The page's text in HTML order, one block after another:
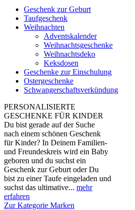
Geschenk zur Geburt
Taufgeschenk
Weihnachten
Adventskalender
Weihnachtsgeschenke
Weihnachtsdeko
Keksdosen
Geschenke zur Einschulung
Ostergeschenke
Schwangerschaftsverkündung
PERSONALISIERTE
GESCHENKE FÜR KINDER
Du bist gerade auf der Suche
nach einem schönen Geschenk
für Kinder? In Deinem Familien-
und Freundeskreis wird ein Baby
geboren und du suchst ein
Geschenk zur Geburt oder Du
bist zu einer Taufe eingeladen und
suchst das ultimative... mehr
erfahren
Zur Kategorie Marken